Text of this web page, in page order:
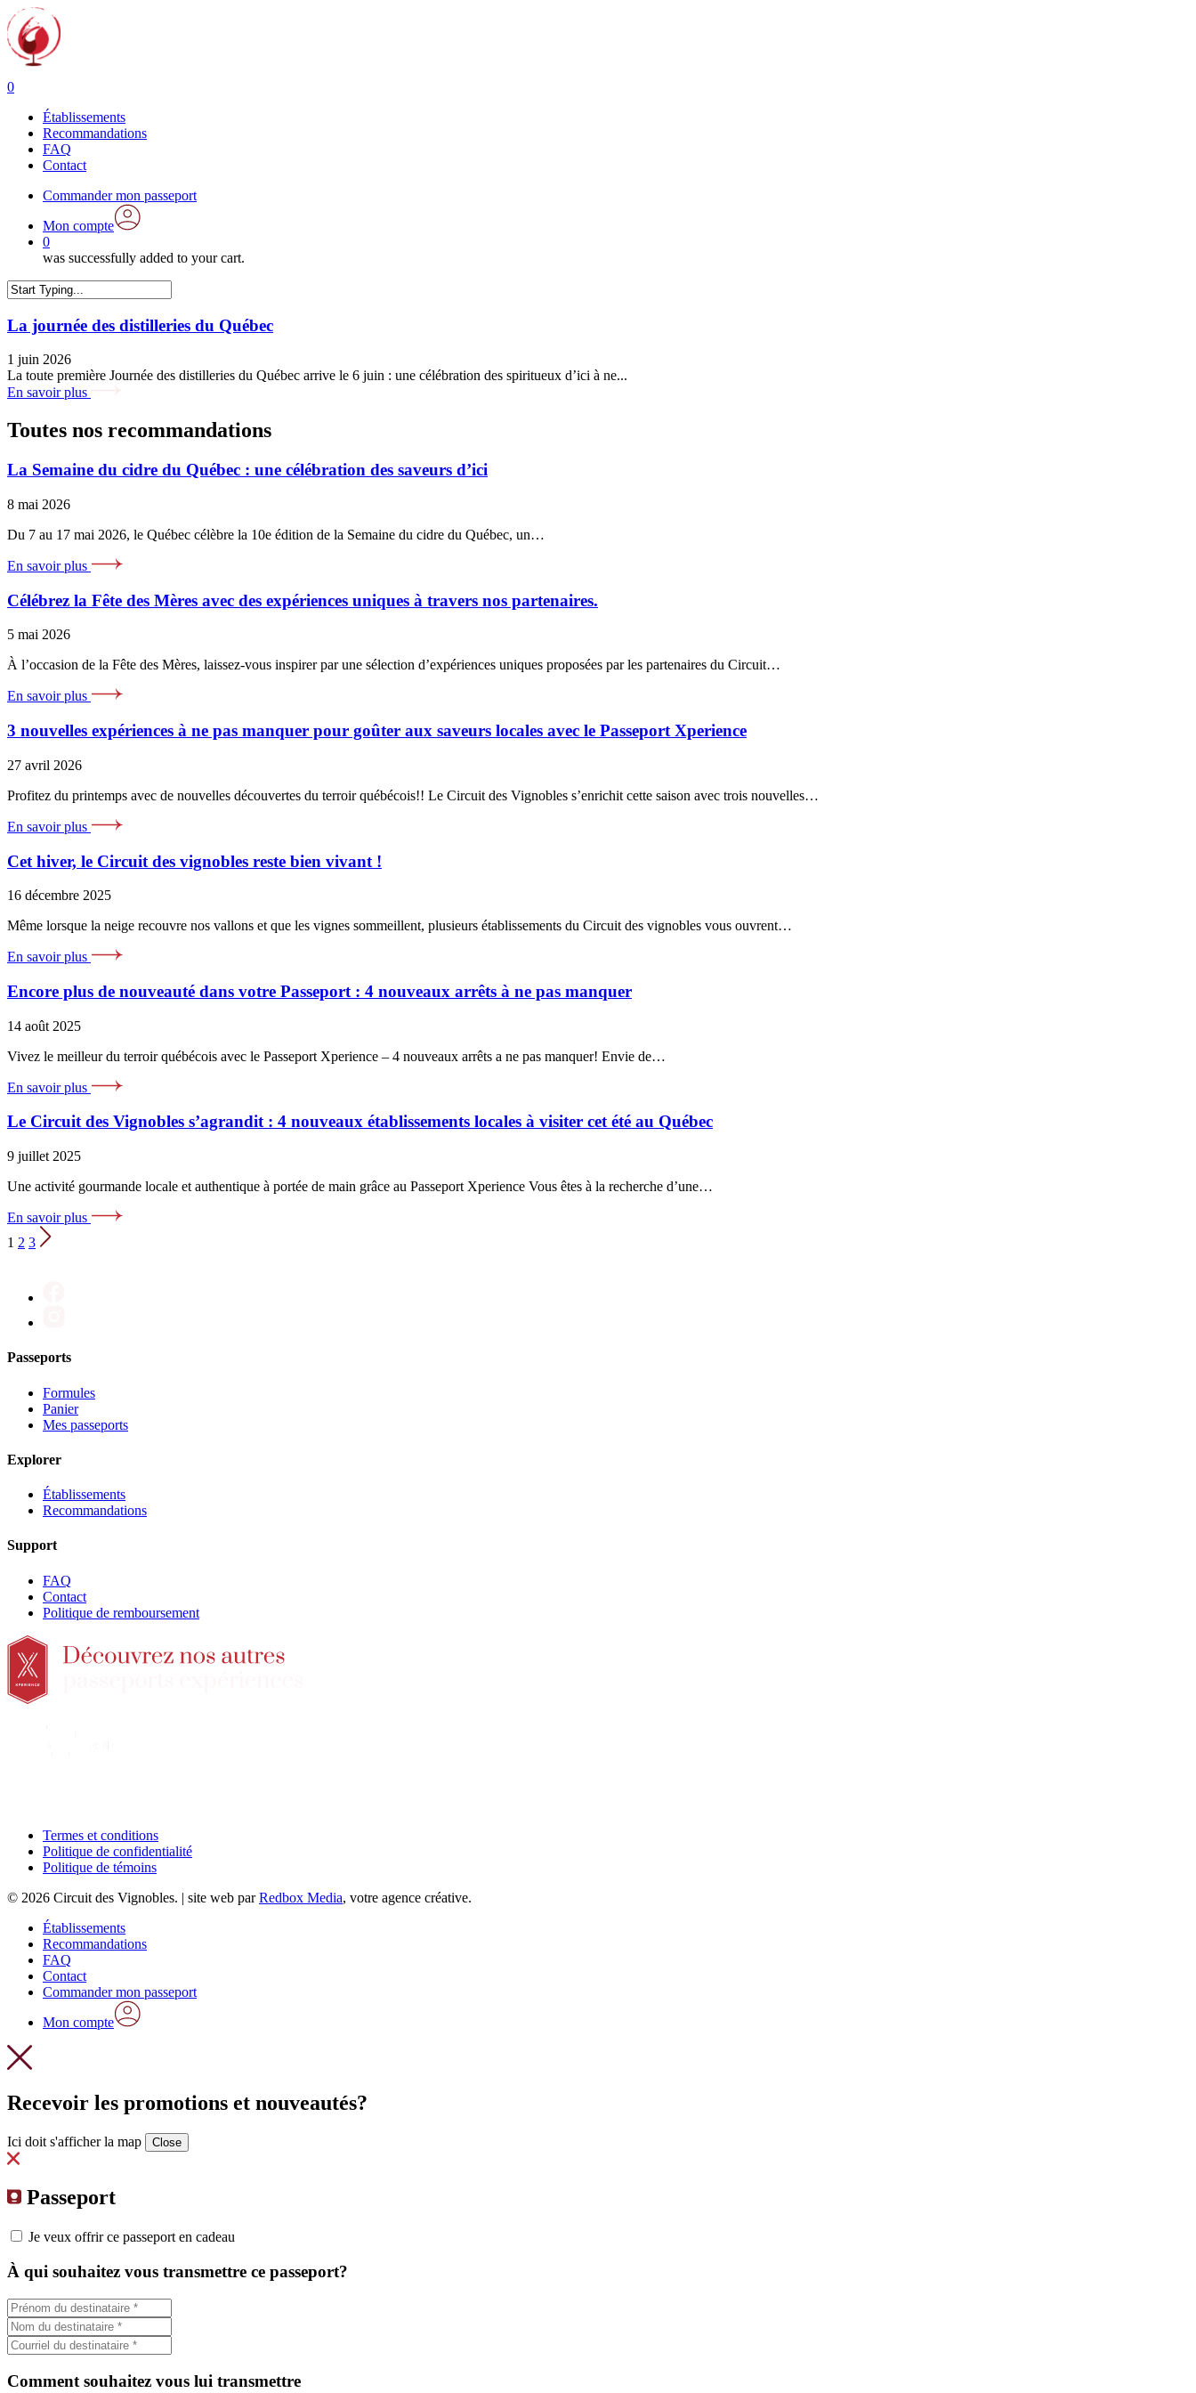
Skip
to
main
content
0
Établissements
Recommandations
FAQ
Contact
Commander mon passeport
Mon compte
0
was successfully added to your cart.
Search
La journée des distilleries du Québec
1 juin 2026
La toute première Journée des distilleries du Québec arrive le 6 juin : une célébration des spiritueux d’ici à ne...
En savoir plus
Toutes nos recommandations
La Semaine du cidre du Québec : une célébration des saveurs d’ici
8 mai 2026
Du 7 au 17 mai 2026, le Québec célèbre la 10e édition de la Semaine du cidre du Québec, un…
En savoir plus
Célébrez la Fête des Mères avec des expériences uniques à travers nos partenaires.
5 mai 2026
À l’occasion de la Fête des Mères, laissez-vous inspirer par une sélection d’expériences uniques proposées par les partenaires du Circuit…
En savoir plus
3 nouvelles expériences à ne pas manquer pour goûter aux saveurs locales avec le Passeport Xperience
27 avril 2026
Profitez du printemps avec de nouvelles découvertes du terroir québécois!! Le Circuit des Vignobles s’enrichit cette saison avec trois nouvelles…
En savoir plus
Cet hiver, le Circuit des vignobles reste bien vivant !
16 décembre 2025
Même lorsque la neige recouvre nos vallons et que les vignes sommeillent, plusieurs établissements du Circuit des vignobles vous ouvrent…
En savoir plus
Encore plus de nouveauté dans votre Passeport : 4 nouveaux arrêts à ne pas manquer
14 août 2025
Vivez le meilleur du terroir québécois avec le Passeport Xperience – 4 nouveaux arrêts a ne pas manquer! Envie de…
En savoir plus
Le Circuit des Vignobles s’agrandit : 4 nouveaux établissements locales à visiter cet été au Québec
9 juillet 2025
Une activité gourmande locale et authentique à portée de main grâce au Passeport Xperience Vous êtes à la recherche d’une…
En savoir plus
1 2 3
Passeports
Formules
Panier
Mes passeports
Explorer
Établissements
Recommandations
Support
FAQ
Contact
Politique de remboursement
Termes et conditions
Politique de confidentialité
Politique de témoins
© 2026 Circuit des Vignobles. | site web parRedbox Media, votre agence créative.
Close
Menu
Établissements
Recommandations
FAQ
Contact
Commander mon passeport
Mon compte
Recevoir les promotions et nouveautés?
Ici doit s'afficher la map Close
Passeport
Je veux offrir ce passeport en cadeau
À qui souhaitez vous transmettre ce passeport?
Comment souhaitez vous lui transmettre